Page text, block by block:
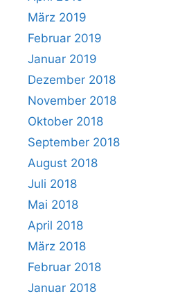
März 2019
Februar 2019
Januar 2019
Dezember 2018
November 2018
Oktober 2018
September 2018
August 2018
Juli 2018
Mai 2018
April 2018
März 2018
Februar 2018
Januar 2018